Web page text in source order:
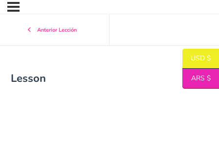
Anterior Lección
Lesson
USD $
ARS $